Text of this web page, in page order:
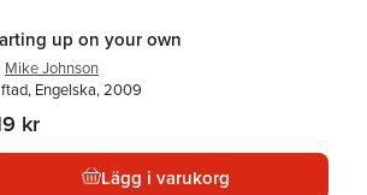
up on your own
Mike Johnson
Engelska, 2009
kr
Lägg i varukorg